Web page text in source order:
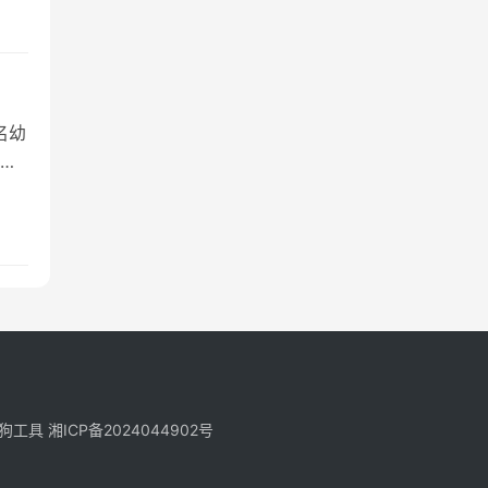
幼
5
工具 湘ICP备2024044902号